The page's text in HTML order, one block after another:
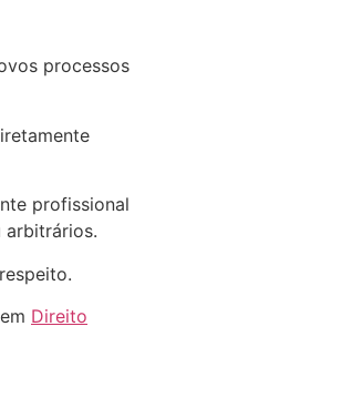
processos
profissional
arbitrários.
Direito